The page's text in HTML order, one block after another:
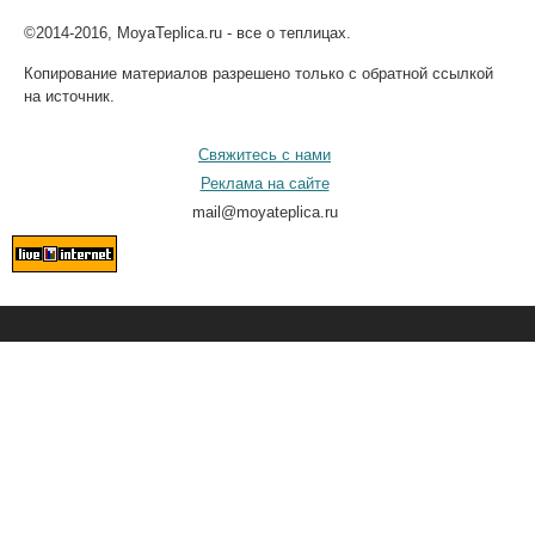
©2014-2016, MoyaTeplica.ru - все о теплицах.
Копирование материалов разрешено только с обратной ссылкой
на источник.
Свяжитесь с нами
Реклама на сайте
mail@moyateplica.ru